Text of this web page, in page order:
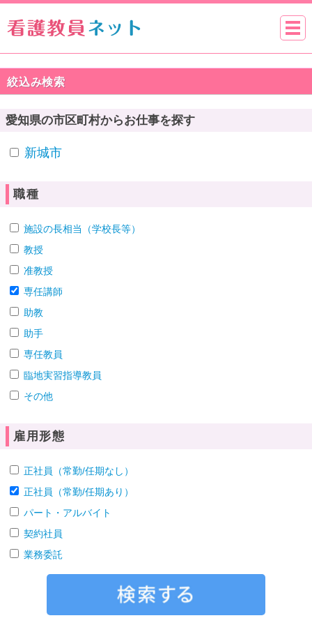
絞込み検索
愛知県の市区町村からお仕事を探す
新城市
職種
施設の長相当（学校長等）
教授
准教授
専任講師
助教
助手
専任教員
臨地実習指導教員
その他
雇用形態
正社員（常勤/任期なし）
正社員（常勤/任期あり）
パート・アルバイト
契約社員
業務委託